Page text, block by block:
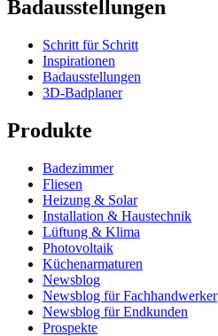
Badausstellungen
Schritt für Schritt
Inspirationen
Badausstellungen
3D-Badplaner
Produkte
Badezimmer
Fliesen
Heizung & Solar
Installation & Haustechnik
Lüftung & Klima
Photovoltaik
Küchenarmaturen
Newsblog
Newsblog für Fachhandwerker
Newsblog für Endkunden
Prospekte